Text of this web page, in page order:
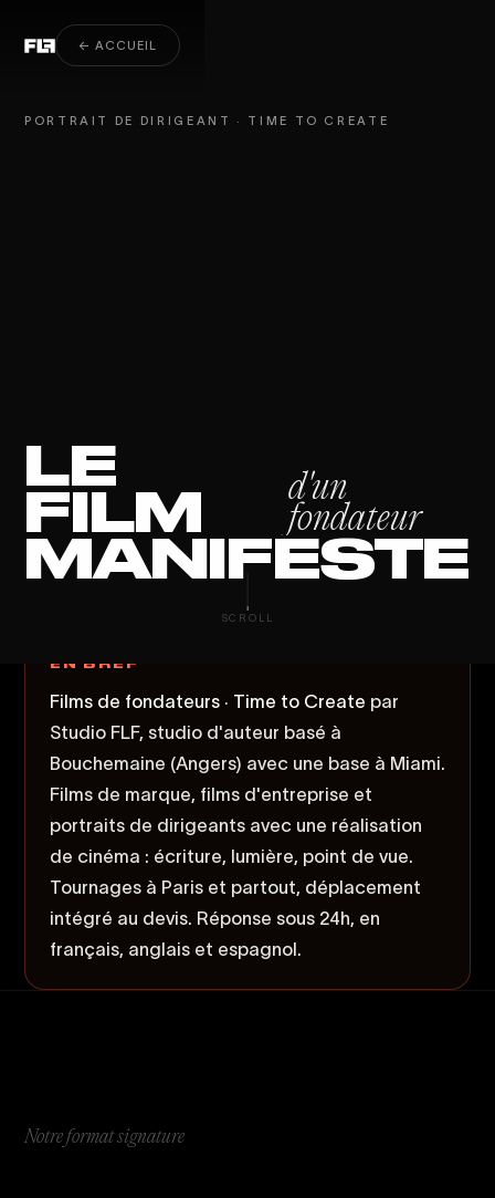
← ACCUEIL
Films de fondateurs · Time to Create
PORTRAIT DE DIRIGEANT · TIME TO CREATE
LE
FILM d'un
fondateur
MANIFESTE
SCROLL
EN BREF
Films de fondateurs · Time to Create par
Studio FLF, studio d'auteur basé à
Bouchemaine (Angers) avec une base à Miami.
Films de marque, films d'entreprise et
portraits de dirigeants avec une réalisation
de cinéma : écriture, lumière, point de vue.
Tournages à Paris et partout, déplacement
intégré au devis. Réponse sous 24h, en
français, anglais et espagnol.
Notre format signature